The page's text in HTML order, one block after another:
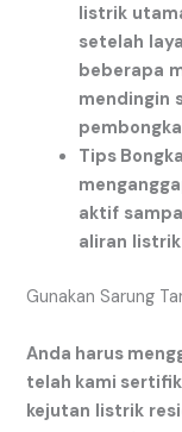
listrik
setelah
beberapa
mendingin
Tips
aktif
aliran listrik
Gunakan Sarung
Anda harus
telah kami
kejutan listrik